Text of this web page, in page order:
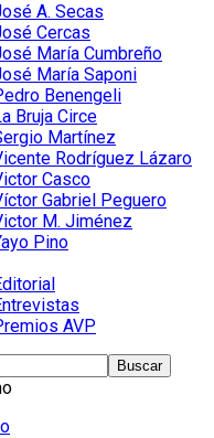
A. Secas
Cercas
María Cumbreño
María Saponi
Benengeli
Bruja Circe
Martínez
Rodríguez Lázaro
Casco
Gabriel Peguero
M. Jiménez
Pino
AVP